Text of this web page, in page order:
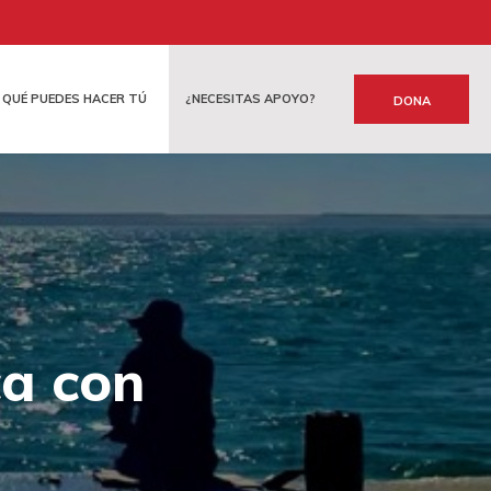
QUÉ PUEDES HACER TÚ ¿NECESITAS APOYO? DONA
con